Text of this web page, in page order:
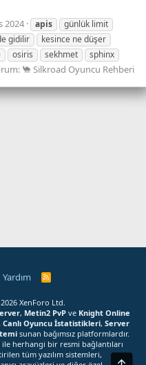
2024 apis
günlük limit
gidilir
kesince ne düşer
osiris sekhmet
sphinx
🐪 Silkroad Oyuncu Rehberi
Yardım
S
T
U
R
K
R
S
XenForo Ltd.
, Metin2 PvP ve Knight Online
Canlı Oyuncu İstatistikleri, Server
sunan bağımsız platformlardır.
ile herhangi bir resmi bağlantıları
tüm yazılım sistemleri,